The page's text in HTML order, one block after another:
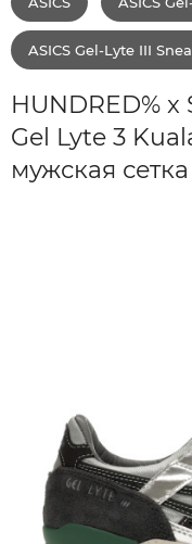
ASICS Gel-Lyte III
HUNDRED% x
Gel Lyte 3
мужская